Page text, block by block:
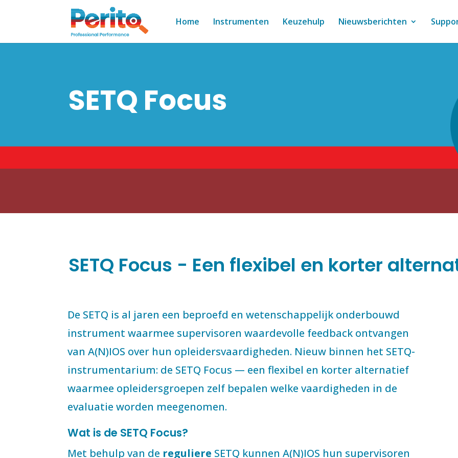
Home Instrumenten Keuzehulp Nieuwsberichten
SETQ Focus
SETQ Focus - Een flexibel en korter
De SETQ is al jaren een beproefd en wetenschappelijk onderbouwd
instrument waarmee supervisoren waardevolle feedback ontvangen
van A(N)IOS over hun opleidersvaardigheden. Nieuw binnen het SETQ-
instrumentarium: de SETQ Focus — een flexibel en korter alternatief
waarmee opleidersgroepen zelf bepalen welke vaardigheden in de
evaluatie worden meegenomen.
Wat is de SETQ Focus?
Met behulp van de reguliere SETQ kunnen A(N)IOS hun supervisoren